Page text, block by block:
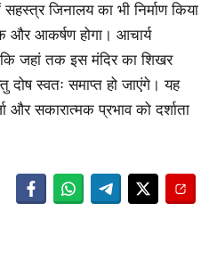
जिनालय का भी निर्माण किया
और आकर्षण होगा। आचार्य
कि जहां तक इस मंदिर का शिखर
दोष स्वतः समाप्त हो जाएंगे। यह
और सकारात्मक प्रभाव को दर्शाता